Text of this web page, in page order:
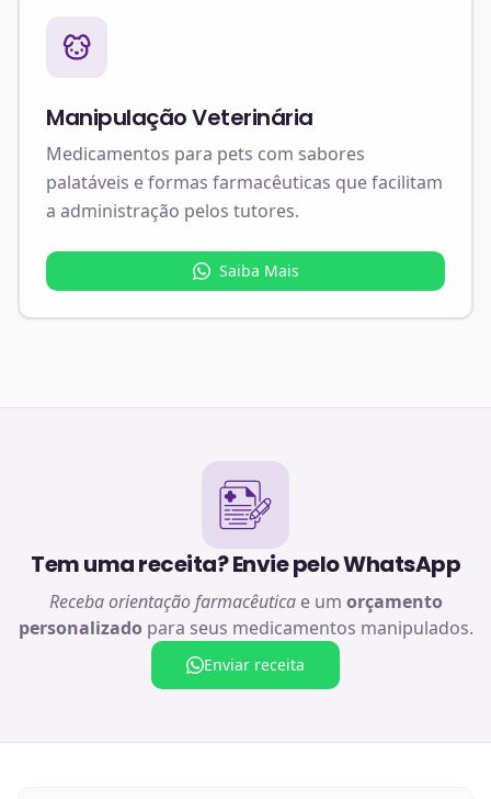
Manipulação Veterinária
Medicamentos para pets com sabores
palatáveis e formas farmacêuticas que facilitam
a administração pelos tutores.
Saiba Mais
Tem uma receita? Envie pelo WhatsApp
Receba orientação farmacêuticae um orçamento
personalizado para seus medicamentos manipulados.
Enviar receita